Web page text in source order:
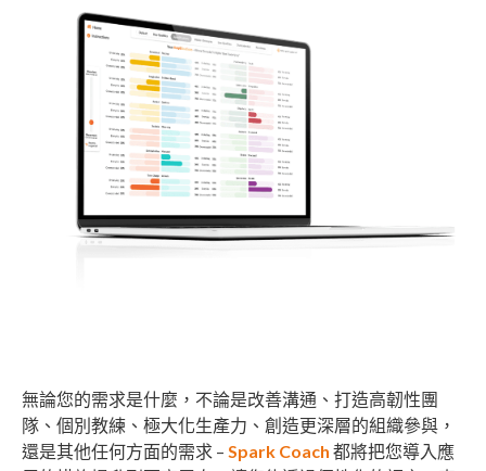
無論您的需求是什麼，不論是改善溝通、打造高韌性團
隊、個別教練、極大化生產力、創造更深層的組織參與，
還是其他任何方面的需求 – Spark Coach 都將把您導入應